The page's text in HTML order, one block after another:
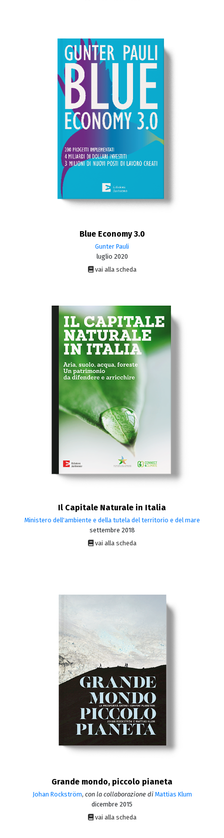
Blue Economy 3.0
Gunter Pauli
luglio 2020
vai alla scheda
Il Capitale Naturale in Italia
Ministero dell'ambiente e della tutela del territorio e del mare
settembre 2018
vai alla scheda
Grande mondo, piccolo pianeta
Johan Rockström, con la collaborazione di Mattias Klum
dicembre 2015
vai alla scheda